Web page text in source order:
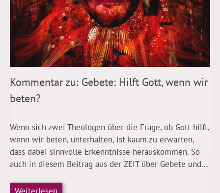
Kommentar zu: Gebete: Hilft Gott, wenn wir
beten?
Wenn sich zwei Theologen über die Frage, ob Gott hilft,
wenn wir beten, unterhalten, ist kaum zu erwarten,
dass dabei sinnvolle Erkenntnisse herauskommen. So
auch in diesem Beitrag aus der ZEIT über Gebete und...
Weiterlesen